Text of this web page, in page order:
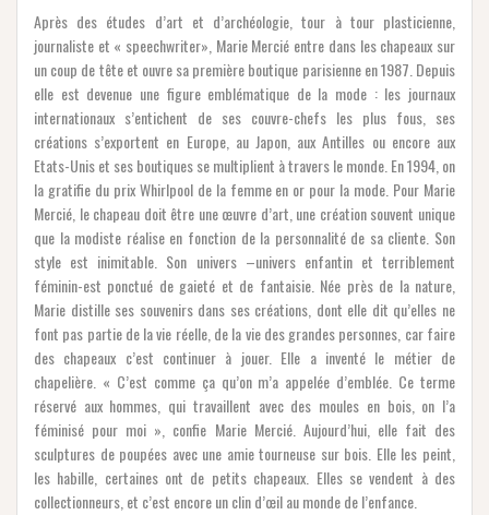
Après des études d’art et d’archéologie, tour à tour plasticienne,
journaliste et « speechwriter», Marie Mercié entre dans les chapeaux sur
un coup de tête et ouvre sa première boutique parisienne en 1987. Depuis
elle est devenue une figure emblématique de la mode : les journaux
internationaux s’entichent de ses couvre-chefs les plus fous, ses
créations s’exportent en Europe, au Japon, aux Antilles ou encore aux
Etats-Unis et ses boutiques se multiplient à travers le monde. En 1994, on
la gratifie du prix Whirlpool de la femme en or pour la mode. Pour Marie
Mercié, le chapeau doit être une œuvre d’art, une création souvent unique
que la modiste réalise en fonction de la personnalité de sa cliente. Son
style est inimitable. Son univers –univers enfantin et terriblement
féminin-est ponctué de gaieté et de fantaisie. Née près de la nature,
Marie distille ses souvenirs dans ses créations, dont elle dit qu’elles ne
font pas partie de la vie réelle, de la vie des grandes personnes, car faire
des chapeaux c’est continuer à jouer. Elle a inventé le métier de
chapelière. « C’est comme ça qu’on m’a appelée d’emblée. Ce terme
réservé aux hommes, qui travaillent avec des moules en bois, on l’a
féminisé pour moi », confie Marie Mercié. Aujourd’hui, elle fait des
sculptures de poupées avec une amie tourneuse sur bois. Elle les peint,
les habille, certaines ont de petits chapeaux. Elles se vendent à des
collectionneurs, et c’est encore un clin d’œil au monde de l’enfance.